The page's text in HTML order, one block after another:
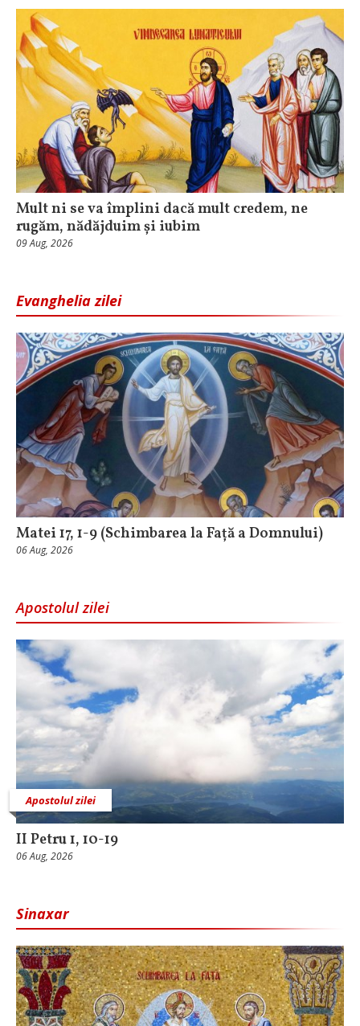
Mult ni se va împlini dacă mult credem, ne
rugăm, nădăjduim și iubim
09 Aug, 2026
Evanghelia zilei
Matei 17, 1-9 (Schimbarea la Față a Domnului)
06 Aug, 2026
Apostolul zilei
Apostolul zilei
II Petru 1, 10-19
06 Aug, 2026
Sinaxar